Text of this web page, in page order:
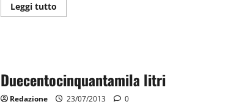
Leggi tutto
Duecentocinquantamila litri
Redazione 23/07/2013 0